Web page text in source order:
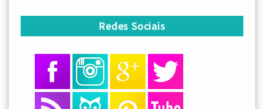
Redes Sociais